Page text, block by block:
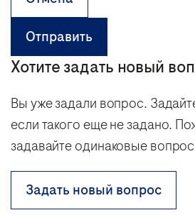
Отправить
Хотите задать новый
Вы уже задали вопрос.
если такого еще не задано.
задавайте одинаковые
Задать новый вопрос